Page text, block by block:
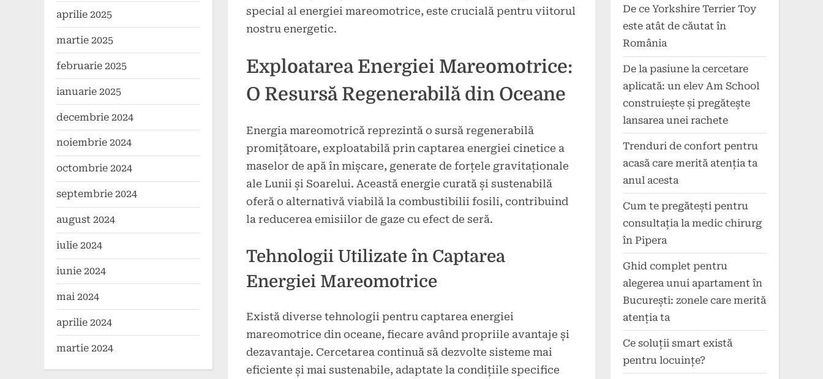
special al energiei mareomotrice, este crucială pentru viitorul
nostru energetic.
Exploatarea Energiei Mareomotrice:
O Resursă Regenerabilă din Oceane
Energia mareomotrică reprezintă o sursă regenerabilă
promițătoare, exploatabilă prin captarea energiei cinetice a
maselor de apă în mișcare, generate de forțele gravitaționale
ale Lunii și Soarelui. Această energie curată și sustenabilă
oferă o alternativă viabilă la combustibilii fosili, contribuind
la reducerea emisiilor de gaze cu efect de seră.
Tehnologii Utilizate în Captarea
Energiei Mareomotrice
Există diverse tehnologii pentru captarea energiei
mareomotrice din oceane, fiecare având propriile avantaje și
dezavantaje. Cercetarea continuă să dezvolte sisteme mai
eficiente și mai sustenabile, adaptate la condițiile specifice
aprilie 2025
martie 2025
februarie 2025
ianuarie 2025
decembrie 2024
noiembrie 2024
octombrie 2024
septembrie 2024
august 2024
iulie 2024
iunie 2024
mai 2024
aprilie 2024
martie 2024
De ce Yorkshire Terrier Toy
este atât de căutat în
România
De la pasiune la cercetare
aplicată: un elev Am School
construiește și pregătește
lansarea unei rachete
Trenduri de confort pentru
acasă care merită atenția ta
anul acesta
Cum te pregătești pentru
consultația la medic chirurg
în Pipera
Ghid complet pentru
alegerea unui apartament în
București: zonele care merită
atenția ta
Ce soluții smart există
pentru locuințe?